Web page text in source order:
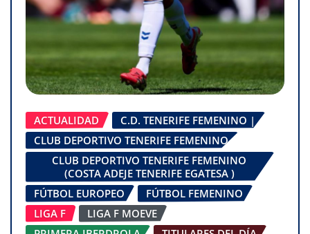
ACTUALIDAD
C.D. TENERIFE FEMENINO |
CLUB DEPORTIVO TENERIFE FEMENINO
CLUB DEPORTIVO TENERIFE FEMENINO
(COSTA ADEJE TENERIFE EGATESA )
FÚTBOL EUROPEO
FÚTBOL FEMENINO
LIGA F
LIGA F MOEVE